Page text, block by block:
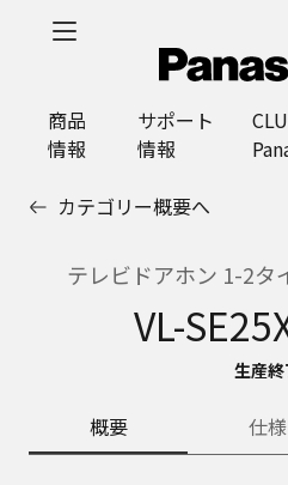
商品
情報
サポート
情報
カテゴリー概要へ
テレビドアホン 1-2タ
VL-
生産終
概要 仕様